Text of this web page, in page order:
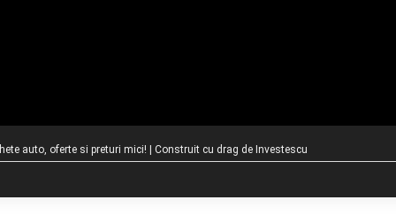
auto, oferte si preturi mici! | Construit cu drag de Investescu